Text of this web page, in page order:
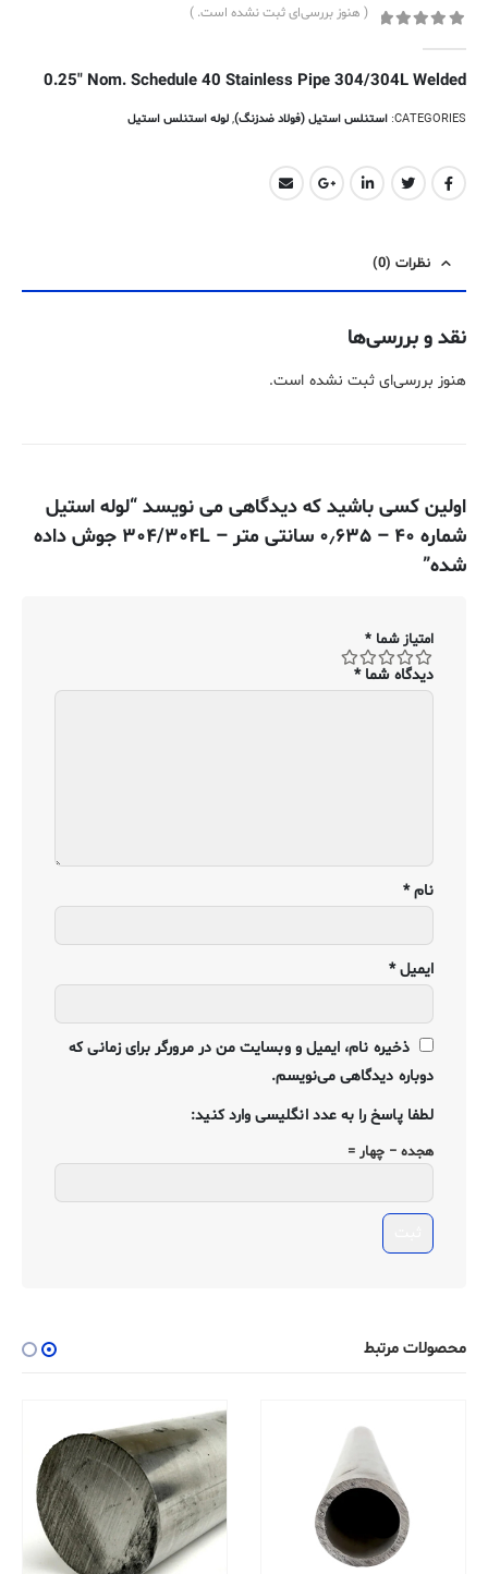
( هنوز بررسی‌ای ثبت نشده است. )
0.25″ Nom. Schedule 40 Stainless Pipe 304/304L Welded
CATEGORIES: استنلس استیل (فولاد ضدزنگ), لوله استنلس استیل
نظرات (0)
نقد و بررسی‌ها
هنوز بررسی‌ای ثبت نشده است.
اولین کسی باشید که دیدگاهی می نویسد “لوله استیل
شماره ۴۰ – ۰٫۶۳۵ سانتی متر – ۳۰۴/۳۰۴L جوش داده
شده”
امتیاز شما *
دیدگاه شما*
نام*
ایمیل*
ذخیره نام، ایمیل و وبسایت من در مرورگر برای زمانی که
دوباره دیدگاهی می‌نویسم.
لطفا پاسخ را به عدد انگلیسی وارد کنید:
هجده − چهار =
محصولات مرتبط